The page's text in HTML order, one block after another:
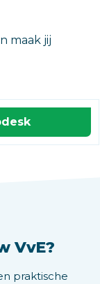
maak jij
VvE?
praktische